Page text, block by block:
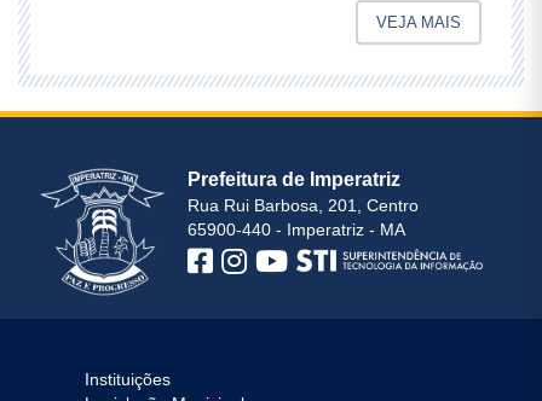
VEJA MAIS
Prefeitura de Imperatriz
Rua Rui Barbosa, 201, Centro
65900-440 - Imperatriz - MA
Instituições